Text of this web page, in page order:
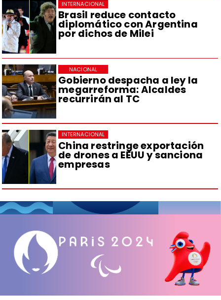
Brasil reduce contacto
diplomático con Argentina
por dichos de Milei
INTERNACIONAL
Gobierno despacha a ley la
megarreforma: Alcaldes
recurrirán al TC
NACIONAL
China restringe exportación
de drones a EEUU y sanciona
empresas
INTERNACIONAL